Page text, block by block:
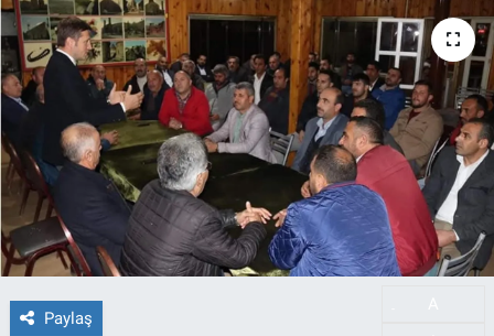
Paylaş
Künye
Son Dakika Haberleri
Haber Arşivi